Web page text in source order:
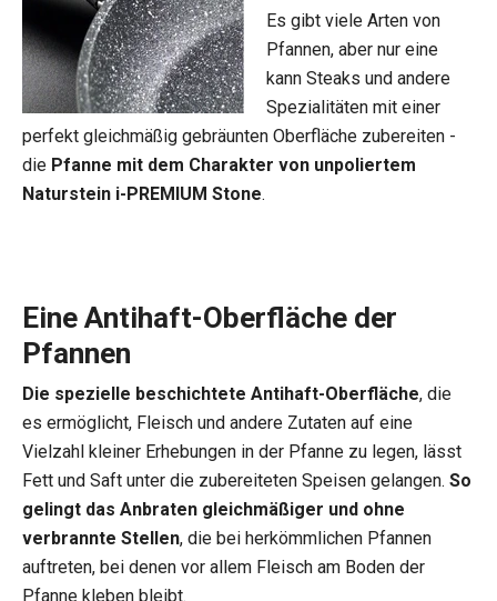
Es gibt viele Arten von
Pfannen, aber nur eine
kann Steaks und andere
Spezialitäten mit einer
perfekt gleichmäßig gebräunten Oberfläche zubereiten -
die Pfanne mit dem Charakter von unpoliertem
Naturstein i-PREMIUM Stone.
Eine Antihaft-Oberfläche der
Pfannen
Die spezielle beschichtete Antihaft-Oberfläche, die
es ermöglicht, Fleisch und andere Zutaten auf eine
Vielzahl kleiner Erhebungen in der Pfanne zu legen, lässt
Fett und Saft unter die zubereiteten Speisen gelangen. So
gelingt das Anbraten gleichmäßiger und ohne
verbrannte Stellen, die bei herkömmlichen Pfannen
auftreten, bei denen vor allem Fleisch am Boden der
Pfanne kleben bleibt.